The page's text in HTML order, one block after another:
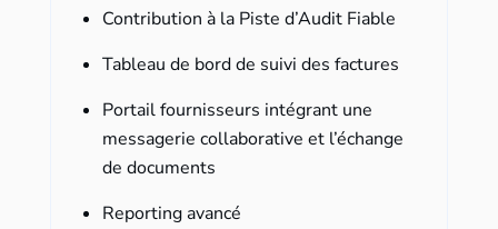
Contribution à la Piste d’Audit Fiable
Tableau de bord de suivi des factures
Portail fournisseurs intégrant une
messagerie collaborative et l’échange
de documents
Reporting avancé